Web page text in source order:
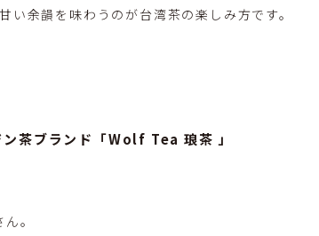
余韻を味わうのが台湾茶の楽しみ方です。
ン茶ブランド「Wolf Tea 琅茶 」
。